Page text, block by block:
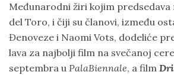
Međunarodni žiri kojim
del Toro, i čiji su članovi, između
Đenoveze i Naomi Vots, dodeliće
lava za najbolji film na svečanoj
septembra u PalaBiennale, a film